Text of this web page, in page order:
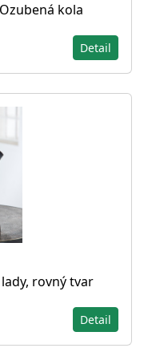
kola
Detail
rovný tvar
Detail